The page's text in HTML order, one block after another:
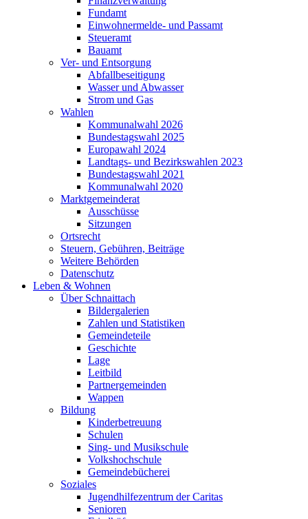
Fundamt
Einwohnermelde- und Passamt
Steueramt
Bauamt
Ver- und Entsorgung
Abfallbeseitigung
Wasser und Abwasser
Strom und Gas
Wahlen
Kommunalwahl 2026
Bundestagswahl 2025
Europawahl 2024
Landtags- und Bezirkswahlen 2023
Bundestagswahl 2021
Kommunalwahl 2020
Marktgemeinderat
Ausschüsse
Sitzungen
Ortsrecht
Steuern, Gebühren, Beiträge
Weitere Behörden
Datenschutz
Leben & Wohnen
Über Schnaittach
Bildergalerien
Zahlen und Statistiken
Gemeindeteile
Geschichte
Lage
Leitbild
Partnergemeinden
Wappen
Bildung
Kinderbetreuung
Schulen
Sing- und Musikschule
Volkshochschule
Gemeindebücherei
Soziales
Jugendhilfezentrum der Caritas
Senioren